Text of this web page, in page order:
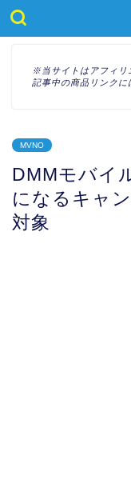
※当サイトはアフィリ
記事中の商品リンクに
MVNO
DMMモバイ
になるキャ
対象